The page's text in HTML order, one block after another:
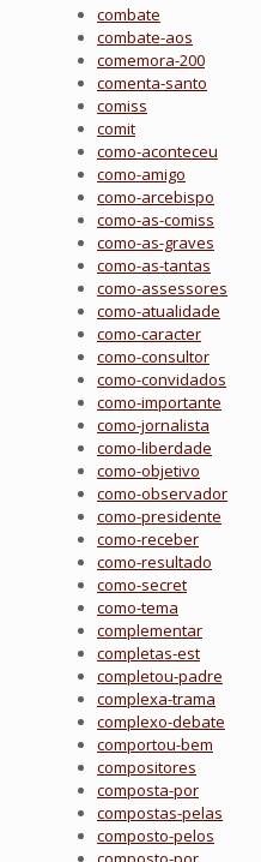
combate
combate-aos
comemora-200
comenta-santo
comiss
comit
como-aconteceu
como-amigo
como-arcebispo
como-as-comiss
como-as-graves
como-as-tantas
como-assessores
como-atualidade
como-caracter
como-consultor
como-convidados
como-importante
como-jornalista
como-liberdade
como-objetivo
como-observador
como-presidente
como-receber
como-resultado
como-secret
como-tema
complementar
completas-est
completou-padre
complexa-trama
complexo-debate
comportou-bem
compositores
composta-por
compostas-pelas
composto-pelos